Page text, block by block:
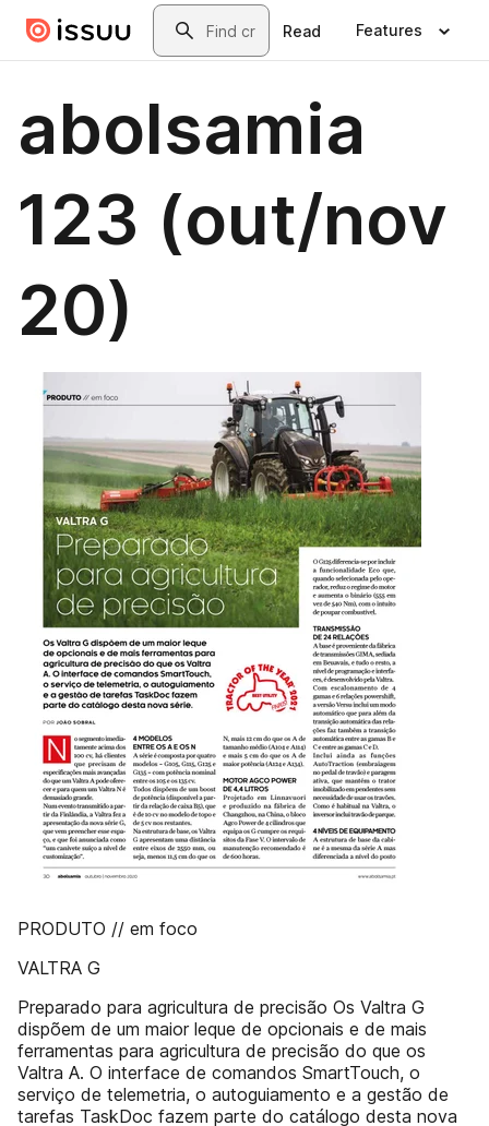
Skip to main contentSearch
Read Features
abolsamia
123 (out/nov
20)
PRODUTO // em foco
VALTRA G
Preparado para agricultura de precisão Os Valtra G
dispõem de um maior leque de opcionais e de mais
ferramentas para agricultura de precisão do que os
Valtra A. O interface de comandos SmartTouch, o
serviço de telemetria, o autoguiamento e a gestão de
tarefas TaskDoc fazem parte do catálogo desta nova